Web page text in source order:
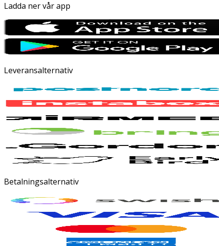
Ladda ner vår app
Leveransalternativ
Betalningsalternativ